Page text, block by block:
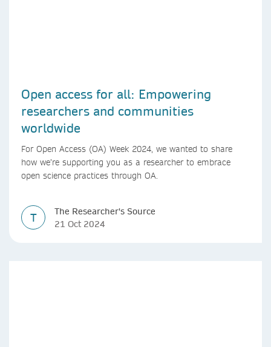
Open access for all: Empowering
researchers and communities
worldwide
For Open Access (OA) Week 2024, we wanted to share
how we’re supporting you as a researcher to embrace
open science practices through OA.
T
The Researcher's Source
21 Oct 2024